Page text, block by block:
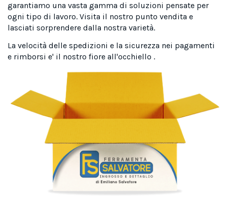
garantiamo una vasta gamma di soluzioni pensate per
ogni tipo di lavoro. Visita il nostro punto vendita e
lasciati sorprendere dalla nostra varietà.
La velocità delle spedizioni e la sicurezza nei pagamenti
e rimborsi e' il nostro fiore all'occhiello .